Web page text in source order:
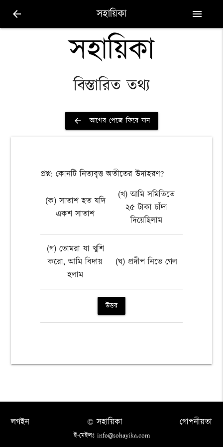
arrow_back সহায়িকা menu
সহায়িকা
বিস্তারিত তথ্য
arrow_back আগের পেজে ফিরে যান
প্রশ্ন: কোনটি নিত্যবৃত্ত অতীতের উদাহরণ?
(ক) সাতাশ হত যদি
একশ সাতাশ
(খ) আমি সমিতিতে
২৫ টাকা চাঁদা
দিয়েছিলাম
(গ) তোমরা যা খুশি
করো, আমি বিদায়
হলাম
(ঘ) প্রদীপ নিভে গেল
উত্তর
লগইন গোপনীয়তা
© সহায়িকা
ই-মেইলঃ info@sohayika.com